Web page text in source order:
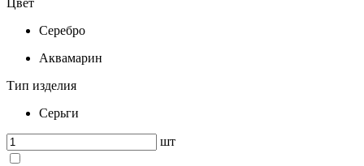
Серебро
Аквамарин
Тип изделия
Серьги
шт